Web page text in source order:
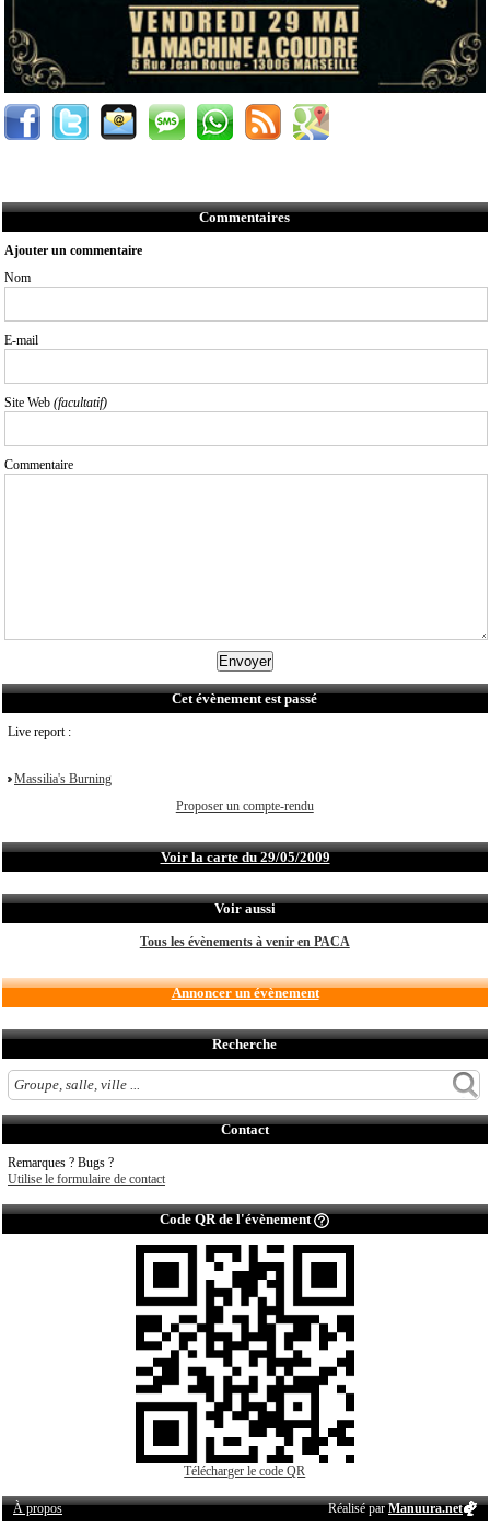
Commentaires
Ajouter un commentaire
Nom
E-mail
Site Web (facultatif)
Commentaire
Cet évènement est passé
Live report :
Massilia's Burning
Proposer un compte-rendu
Voir la carte du 29/05/2009
Voir aussi
Tous les évènements à venir en PACA
Annoncer un évènement
Recherche
Contact
Remarques ? Bugs ?
Utilise le formulaire de contact
Code QR de l'évènement
Télécharger le code QR
À propos Réalisé parManuura.net